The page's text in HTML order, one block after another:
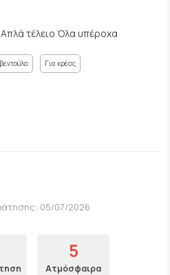
τέλειο Όλα υπέροχα
Για κρέας
05/07/2026
5
Ατμόσφαιρα